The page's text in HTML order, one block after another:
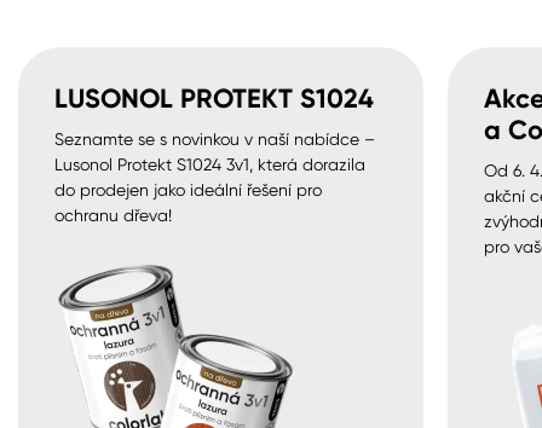
LUSONOL PROTEKT S1024
Seznamte se s novinkou v naší nabídce –
Lusonol Protekt S1024 3v1, která dorazila
do prodejen jako ideální řešení pro
ochranu dřeva!
a
Od 6.
akční
pro